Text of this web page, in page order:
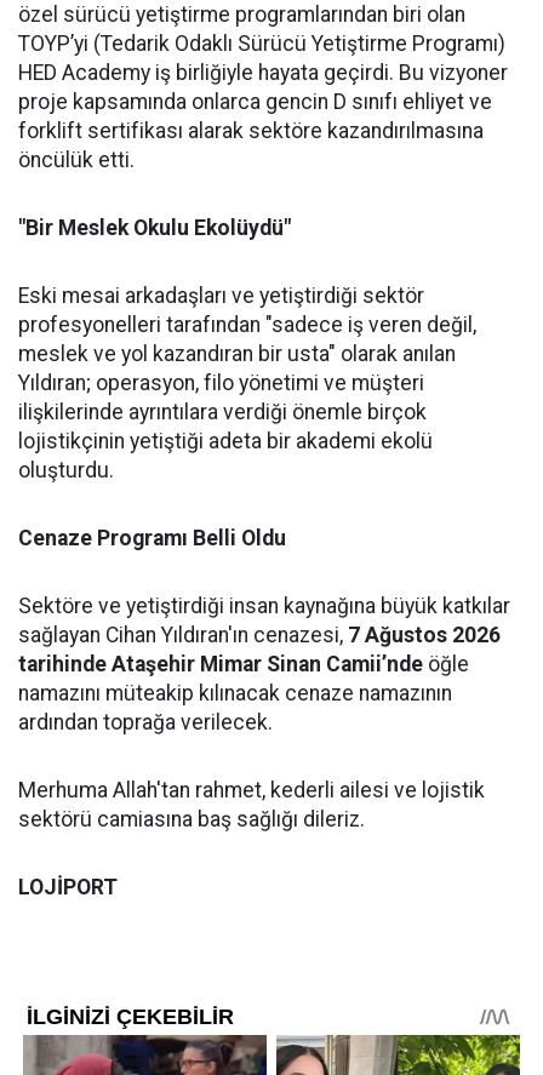
özel sürücü yetiştirme programlarından biri olan
TOYP’yi (Tedarik Odaklı Sürücü Yetiştirme Programı)
HED Academy iş birliğiyle hayata geçirdi. Bu vizyoner
proje kapsamında onlarca gencin D sınıfı ehliyet ve
forklift sertifikası alarak sektöre kazandırılmasına
öncülük etti.
"Bir Meslek Okulu Ekolüydü"
Eski mesai arkadaşları ve yetiştirdiği sektör
profesyonelleri tarafından "sadece iş veren değil,
meslek ve yol kazandıran bir usta" olarak anılan
Yıldıran; operasyon, filo yönetimi ve müşteri
ilişkilerinde ayrıntılara verdiği önemle birçok
lojistikçinin yetiştiği adeta bir akademi ekolü
oluşturdu.
Cenaze Programı Belli Oldu
Sektöre ve yetiştirdiği insan kaynağına büyük katkılar
sağlayan Cihan Yıldıran'ın cenazesi, 7 Ağustos 2026
tarihinde Ataşehir Mimar Sinan Camii’nde öğle
namazını müteakip kılınacak cenaze namazının
ardından toprağa verilecek.
Merhuma Allah'tan rahmet, kederli ailesi ve lojistik
sektörü camiasına baş sağlığı dileriz.
LOJİPORT